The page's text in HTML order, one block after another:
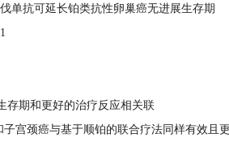
单抗可延长铂类抗性卵巢癌无进展生存期
存期和更好的治疗反应相关联
宫颈癌与基于顺铂的联合疗法同样有效且